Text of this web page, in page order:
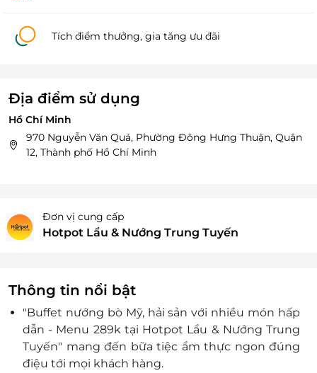
Tích điểm thưởng, gia tăng ưu đãi
Địa điểm sử dụng
Hồ Chí Minh
970 Nguyễn Văn Quá, Phường Đông Hưng Thuận, Quận
12, Thành phố Hồ Chí Minh
Đơn vị cung cấp
Hotpot Lẩu & Nướng Trung Tuyến
Thông tin nổi bật
"Buffet nướng bò Mỹ, hải sản với nhiều món hấp
dẫn - Menu 289k tại Hotpot Lẩu & Nướng Trung
Tuyến" mang đến bữa tiệc ẩm thực ngon đúng
điệu tới mọi khách hàng.